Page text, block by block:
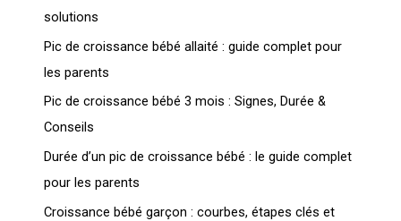
solutions
Pic de croissance bébé allaité : guide complet pour
les parents
Pic de croissance bébé 3 mois : Signes, Durée &
Conseils
Durée d’un pic de croissance bébé : le guide complet
pour les parents
Croissance bébé garçon : courbes, étapes clés et